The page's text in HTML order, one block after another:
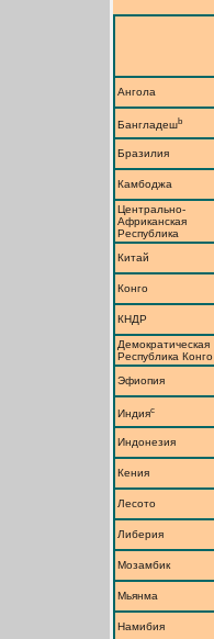
Ангола
Бангладешb
Бразилия
Камбоджа
Центрально-
Африканская
Республика
Китай
Конго
КНДР
Демократическая
Республика Конго
Эфиопия
Индияc
Индонезия
Кения
Лесото
Либерия
Мозамбик
Мьянма
Намибия